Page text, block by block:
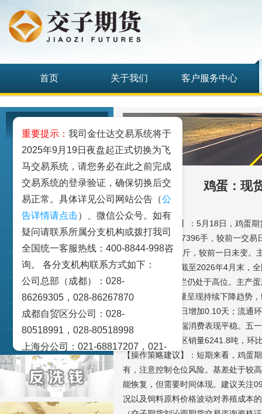
首页 关于我们 客户服务中心
工业品
农业品
金融期货和衍生品
交易策论
产业研究
实盘点睛
宏观金融数据图解
鸡蛋：现
【期现价格动态】：5月18日，鸡蛋
当日总成交量407396手，较前一交易
价依然为4.46元/斤，较前一日未变。
【基本面分析】截至2026年4月末，
3.51%，整体存栏仍处于高位。主产
0.03%。鸡蛋产量呈现持续下降趋势
为0.71天，较前日增加0.10天；流通
需求端方面，终端消费表现平稳。五
数据显示，主销区销量6241.8吨，环
【操作策略建议】：短期来看，鸡蛋
有，注意控制仓位风险。基差处于较
能恢复，但需要时间体现。建议关注
况以及饲料原料价格波动对养殖成本
重要提示： 我司金仕达交易系统将于
2025年9月19日夜盘起正式切换为飞
马交易系统，请您务必在此之前完成
交易系统的登录验证，确保切换后交
易正常。具体详见公司网站公告（公
告详情请点击）、微信公众号。如有
疑问请联系所属分支机构或拨打我司
全国统一客服热线：400-8844-998咨
询。 各分支机构联系方式如下：
公司总部（成都）：028-
86269305，028-86267870
成都自贸区分公司：028-
80518991，028-80518998
上海分公司：021-68817207，021-
68817209
北京营业部：010-65005128
广州营业部：020-28129909，020-
28129902